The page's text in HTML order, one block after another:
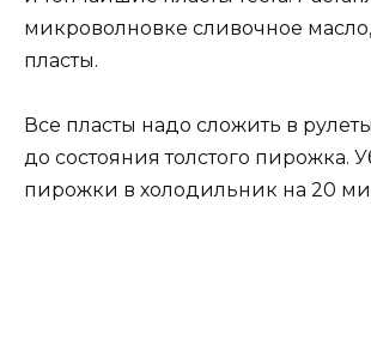
микроволновке сливочное
пласты.
Все пласты надо сложить в
до состояния толстого пирожка.
пирожки в холодильник на 20